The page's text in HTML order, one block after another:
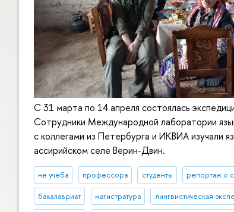
С 31 марта по 14 апреля состоялась
Сотрудники Международной лаборатории
с коллегами из Петербурга и ИКВИА изучали
ассирийском селе Верин-Двин.
не учеба профессора студенты репортаж о
бакалавриат магистратура лингвистическая